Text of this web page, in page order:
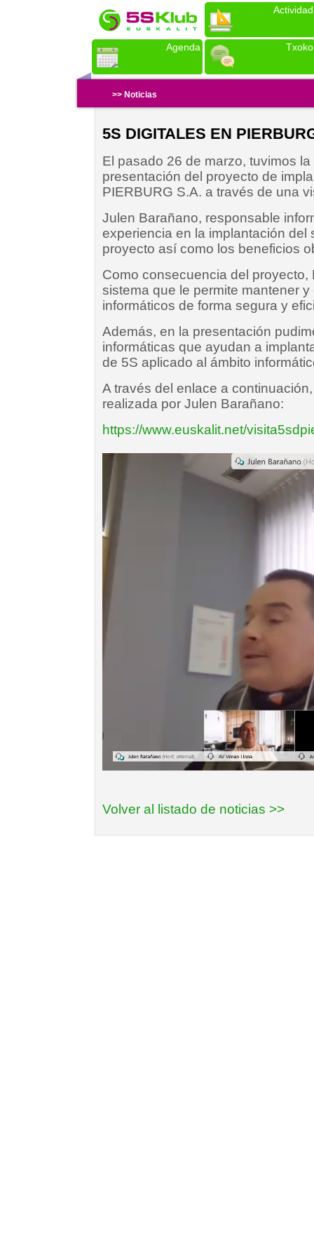
Actividad
Agenda Txoko
>> Noticias
5S DIGITALES EN
El pasado 26 de marzo, tuvimos
presentación del proyecto de
PIERBURG S.A. a través de una
Julen Barañano, responsable
experiencia en la implantación del
proyecto así como los beneficios
Como consecuencia del
sistema que le permite mantener
informáticos de forma segura y
Además, en la presentación
informáticas que ayudan a
de 5S aplicado al ámbito
A través del enlace a
realizada por Julen Barañano:
https://www.euskalit.net/
Volver al listado de noticias >>